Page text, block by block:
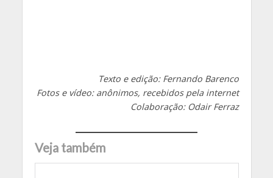
Texto e edição: Fernando Barenco
Fotos e vídeo: anônimos, recebidos pela internet
Colaboração: Odair Ferraz
Veja também